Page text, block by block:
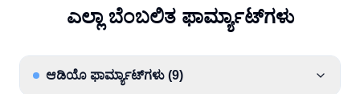
ಎಲ್ಲಾ ಬೆಂಬಲಿತ ಫಾರ್ಮ್ಯಾಟ್‌ಗಳು
ಆಡಿಯೊ ಫಾರ್ಮ್ಯಾಟ್‌ಗಳು (9)